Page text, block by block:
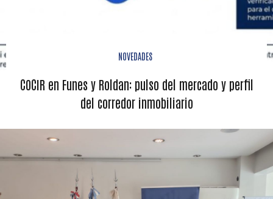
NOVEDADES
COCIR en Funes y Roldan: pulso del mercado y perfil
del corredor inmobiliario